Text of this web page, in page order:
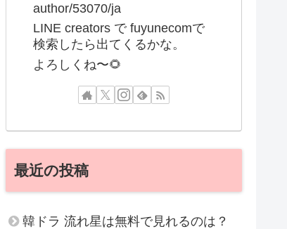
author/53070/ja
LINE creators で fuyunecomで
検索したら出てくるかな。
よろしくね〜🌻
最近の投稿
韓ドラ 流れ星は無料で見れるのは？